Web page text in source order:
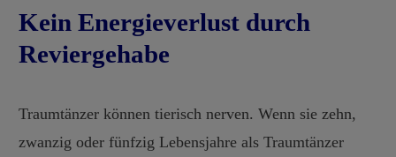
Kein Energieverlust durch
Reviergehabe
Traumtänzer können tierisch nerven. Wenn sie zehn,
zwanzig oder fünfzig Lebensjahre als Traumtänzer